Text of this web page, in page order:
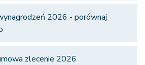
2026 - porównaj
zlecenie 2026